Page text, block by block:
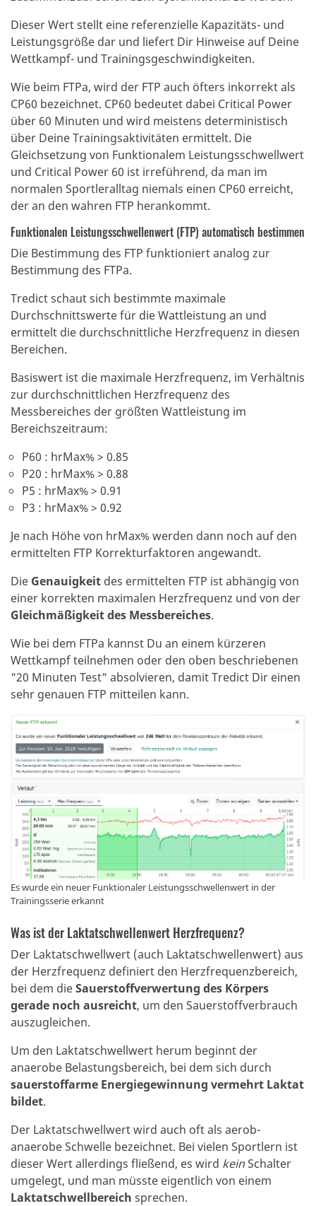
Dieser Wert stellt eine referenzielle Kapazitäts- und
Leistungsgröße dar und liefert Dir Hinweise auf Deine
Wettkampf- und Trainingsgeschwindigkeiten.
Wie beim FTPa, wird der FTP auch öfters inkorrekt als
CP60 bezeichnet. CP60 bedeutet dabei Critical Power
über 60 Minuten und wird meistens deterministisch
über Deine Trainingsaktivitäten ermittelt. Die
Gleichsetzung von Funktionalem Leistungsschwellwert
und Critical Power 60 ist irreführend, da man im
normalen Sportleralltag niemals einen CP60 erreicht,
der an den wahren FTP herankommt.
Funktionalen Leistungsschwellenwert (FTP) automatisch bestimmen
Die Bestimmung des FTP funktioniert analog zur
Bestimmung des FTPa.
Tredict schaut sich bestimmte maximale
Durchschnittswerte für die Wattleistung an und
ermittelt die durchschnittliche Herzfrequenz in diesen
Bereichen.
Basiswert ist die maximale Herzfrequenz, im Verhältnis
zur durchschnittlichen Herzfrequenz des
Messbereiches der größten Wattleistung im
Bereichszeitraum:
P60 : hrMax% > 0.85
P20 : hrMax% > 0.88
P5 : hrMax% > 0.91
P3 : hrMax% > 0.92
Je nach Höhe von hrMax% werden dann noch auf den
ermittelten FTP Korrekturfaktoren angewandt.
Die Genauigkeit des ermittelten FTP ist abhängig von
einer korrekten maximalen Herzfrequenz und von der
Gleichmäßigkeit des Messbereiches.
Wie bei dem FTPa kannst Du an einem kürzeren
Wettkampf teilnehmen oder den oben beschriebenen
"20 Minuten Test" absolvieren, damit Tredict Dir einen
sehr genauen FTP mitteilen kann.
Es wurde ein neuer Funktionaler Leistungsschwellenwert in der
Trainingsserie erkannt
Was ist der Laktatschwellenwert Herzfrequenz?
Der Laktatschwellwert (auch Laktatschwellenwert) aus
der Herzfrequenz definiert den Herzfrequenzbereich,
bei dem dieSauerstoffverwertung des Körpers
gerade noch ausreicht, um den Sauerstoffverbrauch
auszugleichen.
Um den Laktatschwellwert herum beginnt der
anaerobe Belastungsbereich, bei dem sich durch
sauerstoffarme Energiegewinnung vermehrt Laktat
bildet.
Der Laktatschwellwert wird auch oft als aerob-
anaerobe Schwelle bezeichnet. Bei vielen Sportlern ist
dieser Wert allerdings fließend, es wird keinSchalter
umgelegt, und man müsste eigentlich von einem
Laktatschwellbereich sprechen.